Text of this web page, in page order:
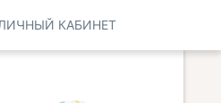
КАБИНЕТ